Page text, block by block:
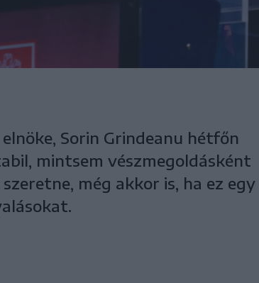
Sorin Grindeanu hétfőn
mintsem vészmegoldásként
még akkor is, ha ez egy